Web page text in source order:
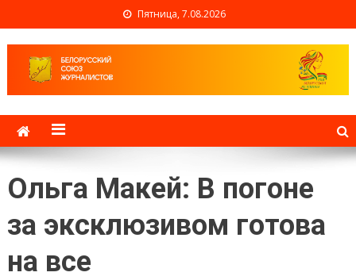
Пятница, 7.08.2026
Белорусский союз
журналистов
Ольга Макей: В погоне
за эксклюзивом готова
на все